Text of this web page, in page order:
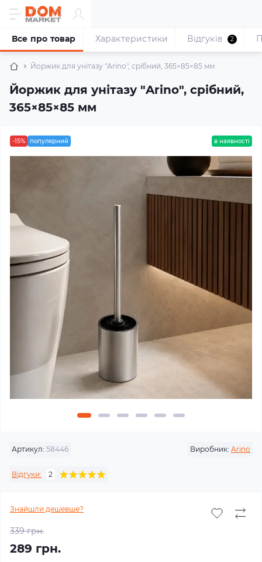
Йоржик для унітазу "Arino", срібний, 365×85×85 мм
Йоржик для унітазу "Arino", срібний,
365×85×85 мм
Все про товар Характеристики Відгуків 2
-15% популярний в наявності
Артикул: 58446 Виробник: Arino
Відгуки: 2
Знайшли дешевше?
339 грн.
289 грн.